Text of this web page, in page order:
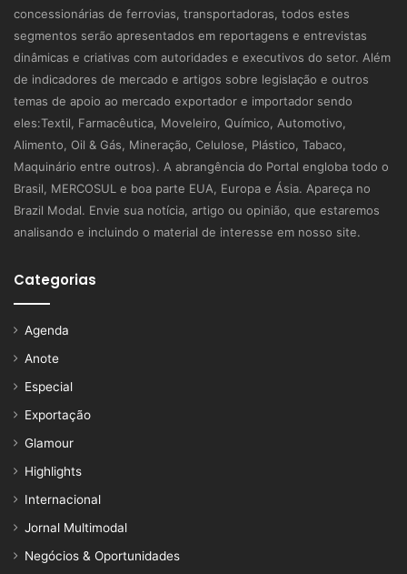
concessionárias de ferrovias, transportadoras, todos estes
segmentos serão apresentados em reportagens e entrevistas
dinâmicas e criativas com autoridades e executivos do setor. Além
de indicadores de mercado e artigos sobre legislação e outros
temas de apoio ao mercado exportador e importador sendo
eles:Textil, Farmacêutica, Moveleiro, Químico, Automotivo,
Alimento, Oil & Gás, Mineração, Celulose, Plástico, Tabaco,
Maquinário entre outros). A abrangência do Portal engloba todo o
Brasil, MERCOSUL e boa parte EUA, Europa e Ásia. Apareça no
Brazil Modal. Envie sua notícia, artigo ou opinião, que estaremos
analisando e incluindo o material de interesse em nosso site.
Categorias
Agenda
Anote
Especial
Exportação
Glamour
Highlights
Internacional
Jornal Multimodal
Negócios & Oportunidades